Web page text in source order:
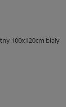
100x120cm biały